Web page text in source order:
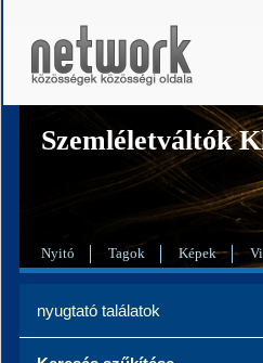
Szemléletváltók
Nyitó Tagok Képek
nyugtató találatok